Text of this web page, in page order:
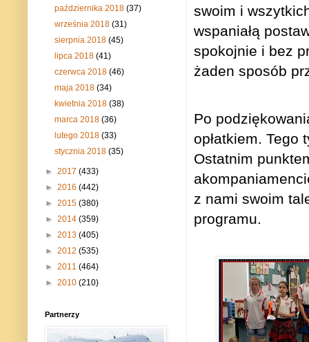
swoim i
wspaniałą
spokojnie i bez
żaden sposób
Po
opłatkiem. Tego
Ostatnim
z nami swoim
programu.
października 2018(37)
września 2018(31)
sierpnia 2018(45)
lipca 2018(41)
czerwca 2018(46)
maja 2018(34)
kwietnia 2018(38)
marca 2018(36)
lutego 2018(33)
stycznia 2018(35)
► 2017 (433)
► 2016 (442)
► 2015 (380)
► 2014 (359)
► 2013 (405)
► 2012 (535)
► 2011 (464)
► 2010 (210)
Partnerzy